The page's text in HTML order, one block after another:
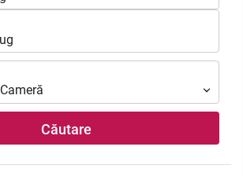
Cameră
Căutare